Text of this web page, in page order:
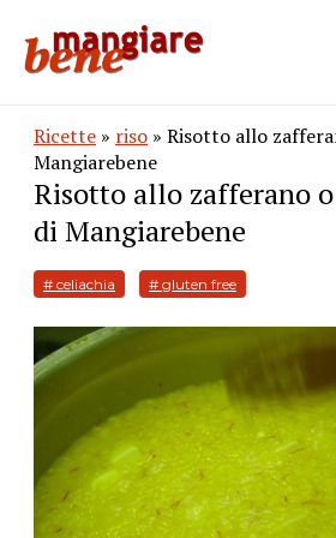
Ricette » riso » Risotto allo
Mangiarebene
Risotto allo zafferano
di Mangiarebene
# celiachia # gluten free